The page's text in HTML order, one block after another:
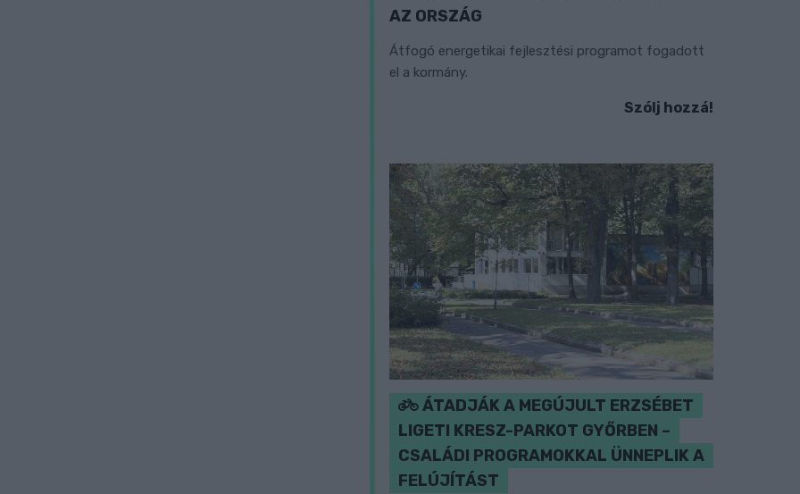
AZ ORSZÁG
Átfogó energetikai fejlesztési programot fogadott
el a kormány.
Szólj hozzá!
ÁTADJÁK A MEGÚJULT ERZSÉBET
LIGETI KRESZ-PARKOT GYŐRBEN –
CSALÁDI PROGRAMOKKAL ÜNNEPLIK A
FELÚJÍTÁST